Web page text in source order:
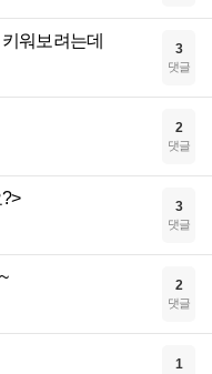
워보려는데 3
댓글
2
댓글
3
댓글
2
댓글
1